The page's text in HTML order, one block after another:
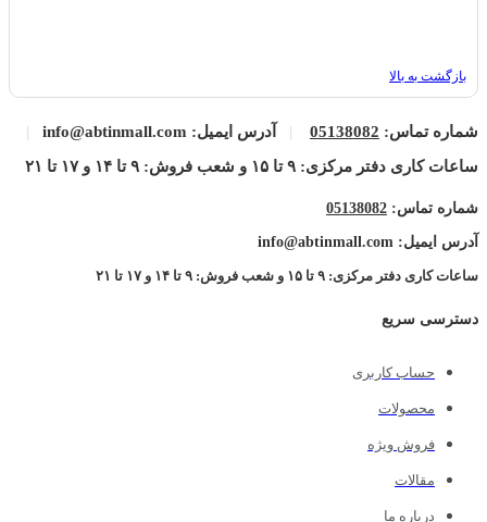
بازگشت به بالا
شماره تماس: 05138082
| آدرس ایمیل: info@abtinmall.com
|
ساعات کاری دفتر مرکزی: ۹ تا ۱۵ و شعب فروش: ۹ تا ۱۴ و ۱۷ تا ۲۱
شماره تماس: 05138082
آدرس ایمیل: info@abtinmall.com
ساعات کاری دفتر مرکزی: ۹ تا ۱۵ و شعب فروش: ۹ تا ۱۴ و ۱۷ تا ۲۱
دسترسی سریع
حساب کاربری
محصولات
فروش ویژه
مقالات
درباره ما